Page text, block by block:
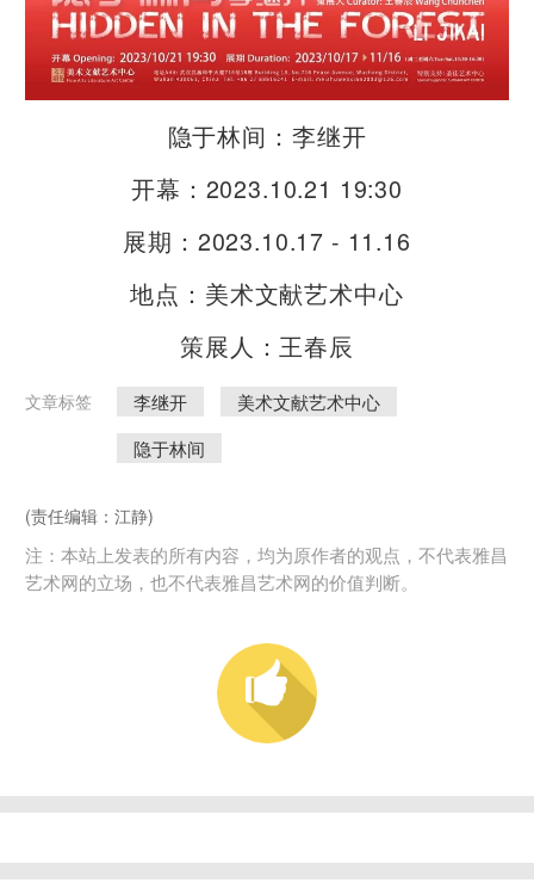
隐于林间：李继开
开幕：2023.10.21 19:30
展期：2023.10.17 - 11.16
地点：美术文献艺术中心
策展人：王春辰
文章标签 李继开
美术文献艺术中心
隐于林间
(责任编辑：江静)
注：本站上发表的所有内容，均为原作者的观点，不代表雅昌
艺术网的立场，也不代表雅昌艺术网的价值判断。